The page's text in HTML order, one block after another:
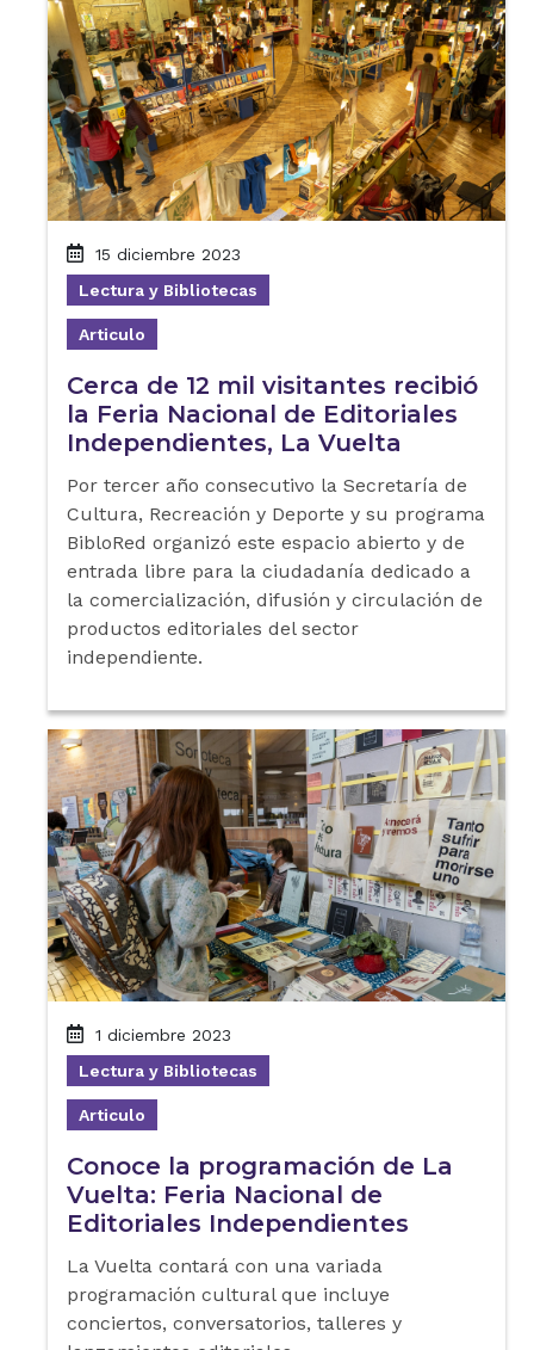
15 diciembre 2023
Lectura y Bibliotecas
Articulo
Cerca de 12 mil visitantes recibió
la Feria Nacional de Editoriales
Independientes, La Vuelta
Por tercer año consecutivo la Secretaría de
Cultura, Recreación y Deporte y su programa
BibloRed organizó este espacio abierto y de
entrada libre para la ciudadanía dedicado a
la comercialización, difusión y circulación de
productos editoriales del sector
independiente.
1 diciembre 2023
Lectura y Bibliotecas
Articulo
Conoce la programación de La
Vuelta: Feria Nacional de
Editoriales Independientes
La Vuelta contará con una variada
programación cultural que incluye
conciertos, conversatorios, talleres y